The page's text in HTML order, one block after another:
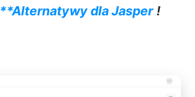
**Alternatywy dla Jasper !